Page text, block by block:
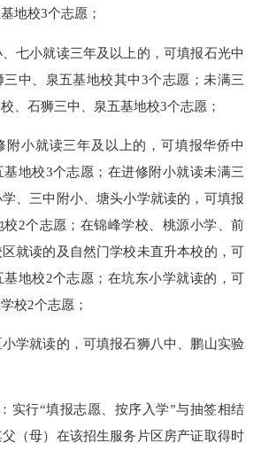
地校3个志愿；
小就读三年及以上的，可填报石光中
中、泉五基地校其中3个志愿；未满三
、石狮三中、泉五基地校3个志愿；
就读三年及以上的，可填报华侨中
地校3个志愿；在进修附小就读未满三
、三中附小、塘头小学就读的，可填报
2个志愿；在锦峰学校、桃源小学、前
就读的及自然门学校未直升本校的，可
地校2个志愿；在坑东小学就读的，可
校2个志愿；
就读的，可填报石狮八中、鹏山实验
行“填报志愿、按序入学”与抽签相结
（母）在该招生服务片区房产证取得时